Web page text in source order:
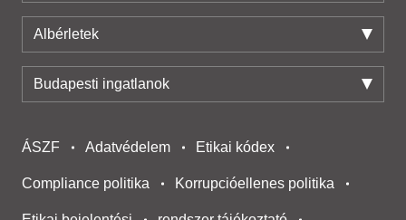
Albérletek
Budapesti ingatlanok
ÁSZF Adatvédelem Etikai kódex
Compliance politika Korrupcióellenes politika